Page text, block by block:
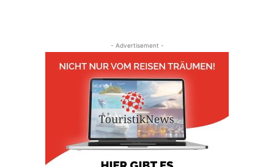
- Advertisement -